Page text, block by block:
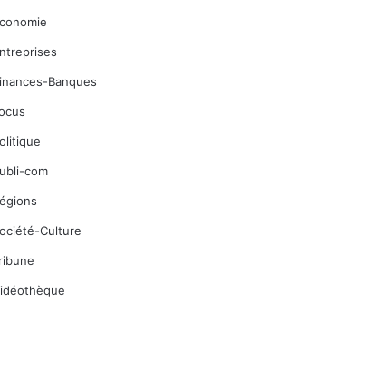
Banques
com
Culture